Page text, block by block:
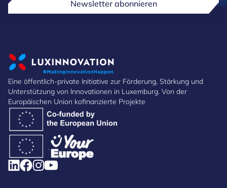
Newsletter abonnieren
Eine öffentlich-private Initiative zur Förderung, Stärkung und
Unterstützung von Innovationen in Luxemburg. Von der
Europäischen Union kofinanzierte Projekte